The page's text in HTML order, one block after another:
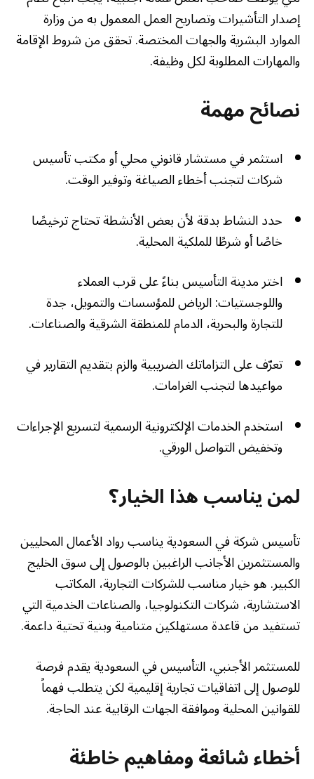
إصدار التأشيرات وتصاريح العمل المعمول به من وزارة
الموارد البشرية والجهات المختصة. تحقق من شروط الإقامة
والمهارات المطلوبة لكل وظيفة.
نصائح مهمة
استثمر في مستشار قانوني محلي أو مكتب تأسيس
شركات لتجنب أخطاء الصياغة وتوفير الوقت.
حدد النشاط بدقة لأن بعض الأنشطة تحتاج ترخيصًا
خاصًا أو شرطًا للملكية المحلية.
اختر مدينة التأسيس بناءً على قرب العملاء
واللوجستيات: الرياض للمؤسسات والتمويل، جدة
للتجارة والبحرية، الدمام للمنطقة الشرقية والصناعات.
تعرّف على التزاماتك الضريبية والزم بتقديم التقارير في
مواعيدها لتجنب الغرامات.
استخدم الخدمات الإلكترونية الرسمية لتسريع الإجراءات
وتخفيض التواصل الورقي.
لمن يناسب هذا الخيار؟
تأسيس شركة في السعودية يناسب رواد الأعمال المحليين
والمستثمرين الأجانب الراغبين بالوصول إلى سوق الخليج
الكبير. هو خيار مناسب للشركات التجارية، المكاتب
الاستشارية، شركات التكنولوجيا، والصناعات الخدمية التي
تستفيد من قاعدة مستهلكين متنامية وبنية تحتية داعمة.
للمستثمر الأجنبي، التأسيس في السعودية يقدم فرصة
للوصول إلى اتفاقيات تجارية إقليمية لكن يتطلب فهماً
للقوانين المحلية وموافقة الجهات الرقابية عند الحاجة.
أخطاء شائعة ومفاهيم خاطئة